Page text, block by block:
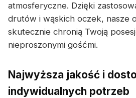
atmosferyczne. Dzięki
drutów i wąskich oczek, nasze
skutecznie chronią Twoją
nieproszonymi gośćmi.
Najwyższa jakość i
indywidualnych potrzeb